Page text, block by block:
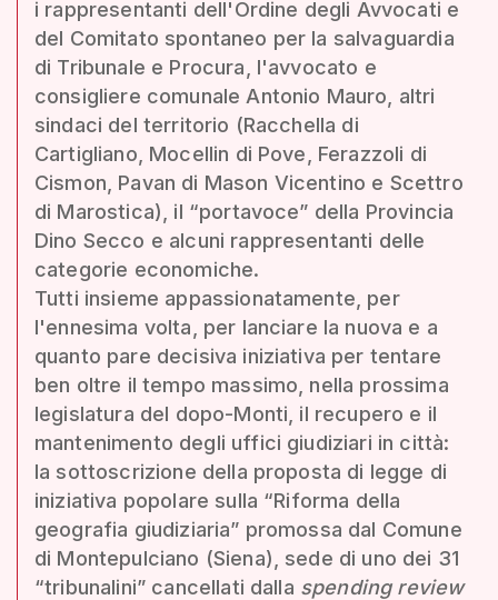
i rappresentanti dell'Ordine degli Avvocati e
del Comitato spontaneo per la salvaguardia
di Tribunale e Procura, l'avvocato e
consigliere comunale Antonio Mauro, altri
sindaci del territorio (Racchella di
Cartigliano, Mocellin di Pove, Ferazzoli di
Cismon, Pavan di Mason Vicentino e Scettro
di Marostica), il “portavoce” della Provincia
Dino Secco e alcuni rappresentanti delle
categorie economiche.
Tutti insieme appassionatamente, per
l'ennesima volta, per lanciare la nuova e a
quanto pare decisiva iniziativa per tentare
ben oltre il tempo massimo, nella prossima
legislatura del dopo-Monti, il recupero e il
mantenimento degli uffici giudiziari in città:
la sottoscrizione della proposta di legge di
iniziativa popolare sulla “Riforma della
geografia giudiziaria” promossa dal Comune
di Montepulciano (Siena), sede di uno dei 31
“tribunalini” cancellati dalla spending review